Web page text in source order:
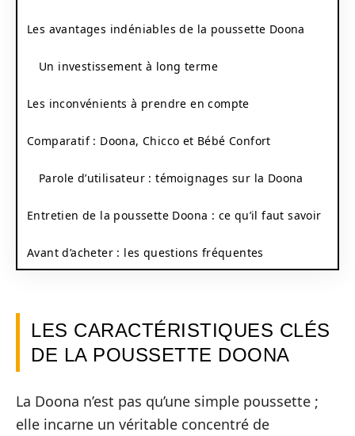
Les avantages indéniables de la poussette Doona
Un investissement à long terme
Les inconvénients à prendre en compte
Comparatif : Doona, Chicco et Bébé Confort
Parole d’utilisateur : témoignages sur la Doona
Entretien de la poussette Doona : ce qu’il faut savoir
Avant d’acheter : les questions fréquentes
LES CARACTÉRISTIQUES CLÉS
DE LA POUSSETTE DOONA
La Doona n’est pas qu’une simple poussette ;
elle incarne un véritable concentré de